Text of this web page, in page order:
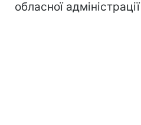
обласної адміністрації